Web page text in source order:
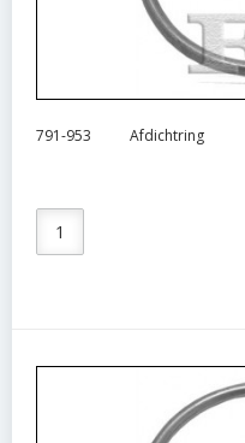
791-953 Afdichtring